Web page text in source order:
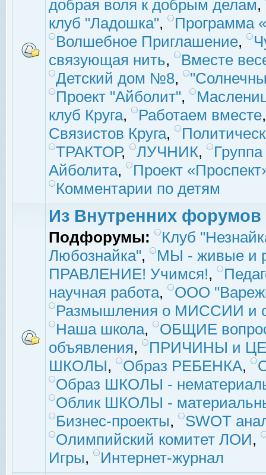
добрая воля к добрым делам,
клуб "Ладошка",
Программа
Волшебное Приглашение,
связующая нить,
Вместе
Детский дом №8,
Проект "Айболит",
клуб Круга, Работаем вместе
Связистов Круга,
ТРАКТОР, ЛУЧНИК,
Айболита,
Проект
Комментарии по детям
Из Внутренних форумов
Подфорумы:
Клуб
Любознайка",
МЫ - живые и
ПРАВЛЕНИЕ! Учимся!,
научная работа,
ООО
Размышления о МИССИИ и
Наша школа,
ОБЩИЕ
объявления,
ПРИЧИНЫ и
ШКОЛЫ, Образ РЕБЕНКА,
Образ ШКОЛЫ -
Облик ШКОЛЫ -
Бизнес-проекты,
SWOT
Олимпийский комитет ЛОИ,
Игры, Интернет-журнал